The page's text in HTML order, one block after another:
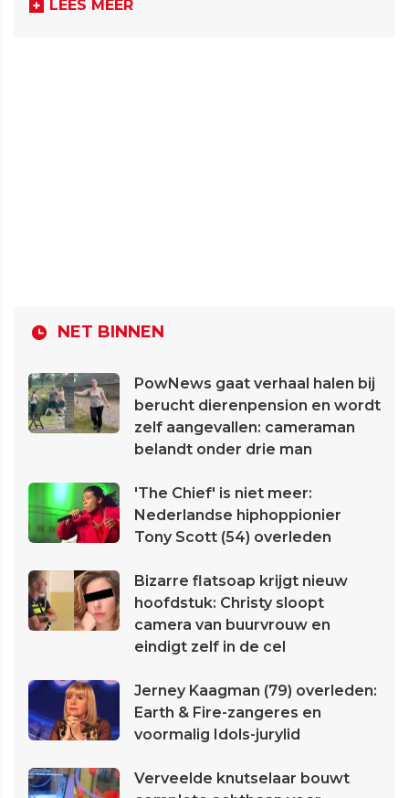
LEES MEER
NET BINNEN
PowNews gaat verhaal halen bij
berucht dierenpension en wordt
zelf aangevallen: cameraman
belandt onder drie man
'The Chief' is niet meer:
Nederlandse hiphoppionier
Tony Scott (54) overleden
Bizarre flatsoap krijgt nieuw
hoofdstuk: Christy sloopt
camera van buurvrouw en
eindigt zelf in de cel
Jerney Kaagman (79) overleden:
Earth & Fire-zangeres en
voormalig Idols-jurylid
Verveelde knutselaar bouwt